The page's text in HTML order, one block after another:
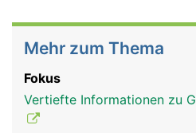
Mehr zum Thema
Fokus
Vertiefte Informationen zu